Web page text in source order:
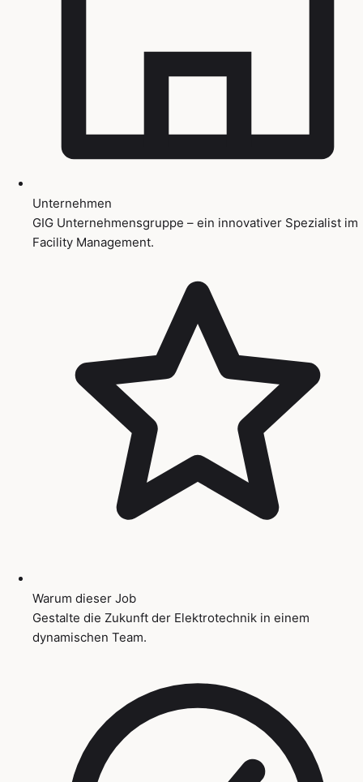
Unternehmen
GIG Unternehmensgruppe – ein innovativer Spezialist im
Facility Management.
Warum dieser Job
Gestalte die Zukunft der Elektrotechnik in einem
dynamischen Team.